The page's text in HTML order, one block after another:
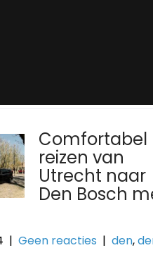
Comfortabel
reizen van
Utrecht naar
Den Bosch
| Geen reacties | den,